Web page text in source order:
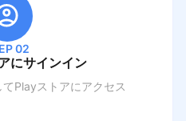
02
にサインイン
Playストアにアクセス